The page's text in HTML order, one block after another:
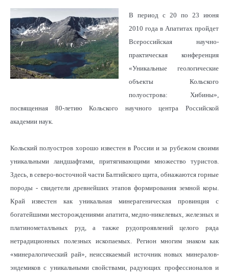
В период с 20 по 23 июня
2010 года в Апатитах пройдет
Всероссийская научно-
практическая конференция
«Уникальные геологические
объекты Кольского
полуострова: Хибины»,
посвященная 80-летию Кольского научного центра Российской
академии наук.
Кольский полуостров хорошо известен в России и за рубежом своими
уникальными ландшафтами, притягивающими множество туристов.
Здесь, в северо-восточной части Балтийского щита, обнажаются горные
породы - свидетели древнейших этапов формирования земной коры.
Край известен как уникальная минерагеническая провинция с
богатейшими месторождениями апатита, медно-никелевых, железных и
платинометалльных руд, а также рудопроявлений целого ряда
нетрадиционных полезных ископаемых. Регион многим знаком как
«минералогический рай», неиссякаемый источник новых минералов-
эндемиков с уникальными свойствами, радующих профессионалов и